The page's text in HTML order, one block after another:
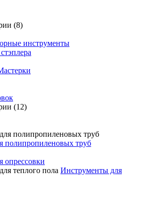
(8)
инструменты
(12)
полипропиленовых труб
опрессовки
Инструменты для